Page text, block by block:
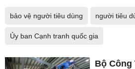
bảo vệ người tiêu dùng người tiêu
Ủy ban Cạnh tranh quốc gia
Bộ